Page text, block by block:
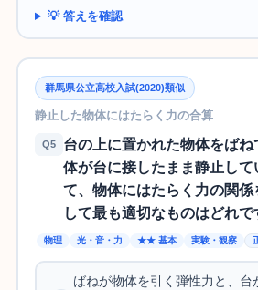
💡 答えを確認
群馬県公立高校入試(2020)類似
静止した物体にはたらく力の合算
Q5
台の上に置かれた物体をば
体が台に接したまま静止し
て、物体にはたらく力の関係
して最も適切なものはどれで
物理 光・音・力 ★★ 基本 実験・観察
ばねが物体を引く弾性力と、台